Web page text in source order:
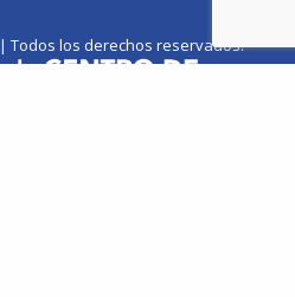
| Todos los derechos reservados.